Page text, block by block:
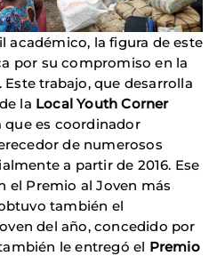
académico, la figura de este
por su compromiso en la
trabajo, que desarrolla
la Local Youth Corner
que es coordinador
de numerosos
a partir de 2016. Ese
el Premio al Joven más
también el
del año, concedido por
le entregó el Premio